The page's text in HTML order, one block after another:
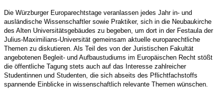
Die Würzburger Europarechtstage veranlassen jedes Jahr in- und
ausländische Wissenschaftler sowie Praktiker, sich in die Neubaukirche
des Alten Universitätsgebäudes zu begeben, um dort in der Festaula der
Julius-Maximilians-Universität gemeinsam aktuelle europarechtliche
Themen zu diskutieren. Als Teil des von der Juristischen Fakultät
angebotenen Begleit- und Aufbaustudiums im Europäischen Recht stößt
die öffentliche Tagung stets auch auf das Interesse zahlreicher
Studentinnen und Studenten, die sich abseits des Pflichtfachstoffs
spannende Einblicke in wissenschaftlich relevante Themen wünschen.